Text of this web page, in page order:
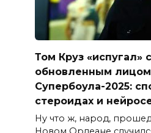
Том Круз «испугал»
обновленным
Супербоула-2025:
стероидах и
Ну что ж, народ,